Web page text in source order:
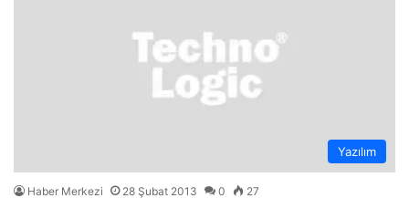
Yazılım
Haber Merkezi 28 Şubat 2013 0 27